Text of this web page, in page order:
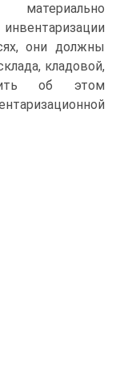
они должны
кладовой,
об этом